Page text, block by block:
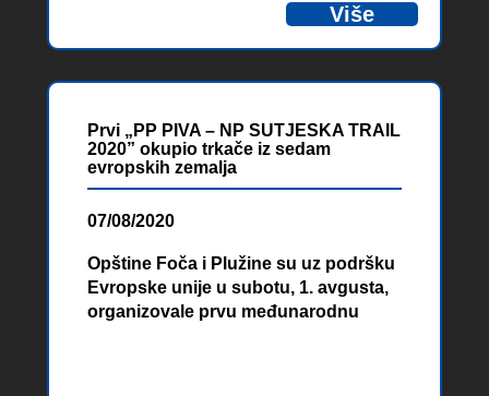
Vuković, istakao je, da je upravljanje
čvrstim otpadom godinama jedan od
problema Crne Gore, te da će
realizacija ovog projekta u velikoj
mjeri doprinijeti rješavanju problema
u ovoj opštini.
Više
Prvi „PP PIVA – NP SUTJESKA TRAIL
2020” okupio trkače iz sedam
evropskih zemalja
07/08/2020
Opštine Foča i Plužine su uz podršku
Evropske unije u subotu, 1. avgusta,
organizovale prvu međunarodnu